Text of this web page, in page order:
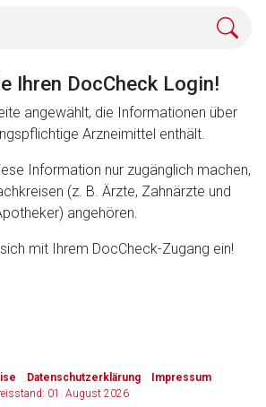
Ihren DocCheck Login!
angewählt, die Informationen über
Arzneimittel enthält.
Information nur zugänglich machen,
(z. B. Ärzte, Zahnärzte und
angehören.
mit Ihrem DocCheck-Zugang ein!
Datenschutzerklärung
Impressum
01. August 2026